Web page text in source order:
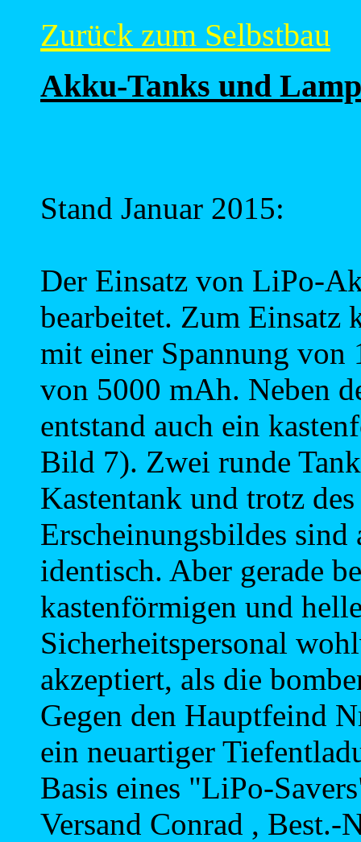
Zurück zum Selbstbau
Akku-Tanks und
Stand Januar 2015:
Der Einsatz von LiPo-
bearbeitet. Zum
mit einer Spannung von
von 5000 mAh. Neben
entstand auch ein
Bild 7). Zwei runde
Kastentank und trotz
Erscheinungsbildes
identisch. Aber gerade
kastenförmigen und
Sicherheitspersonal
akzeptiert, als die
Gegen den Hauptfeind
ein neuartiger
Basis eines "LiPo-
Versand Conrad , Best.-